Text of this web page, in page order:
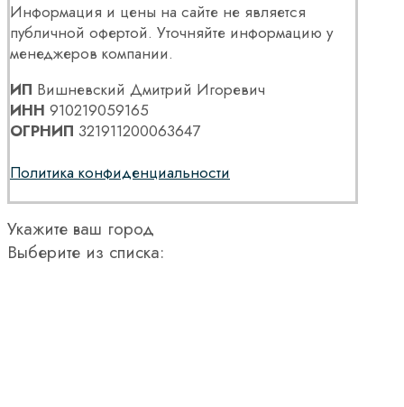
Информация и цены на сайте не является
публичной офертой. Уточняйте информацию у
менеджеров компании.
ИП Вишневский Дмитрий Игоревич
ИНН 910219059165
ОГРНИП 321911200063647
Политика конфиденциальности
Укажите ваш город
Выберите из списка: